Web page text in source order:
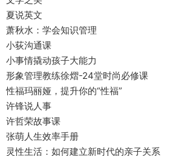
夏说英文
萧秋水：学会知识管理
小荻沟通课
小事情撬动孩子大能力
形象管理教练徐熠-24堂时尚必修课
性福玛丽娅，提升你的“性福”
许锋说人事
许哲荣故事课
张萌人生效率手册
灵性生活：如何建立新时代的亲子关系